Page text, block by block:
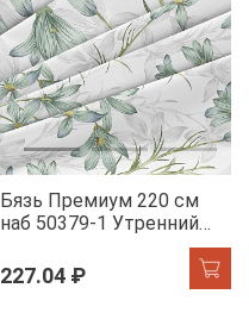
Бязь Премиум 220 см
наб 50379-1 Утренний
227.04 ₽